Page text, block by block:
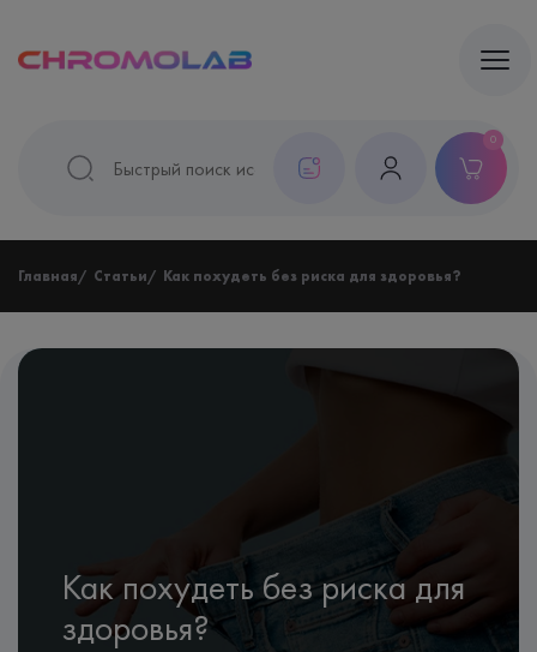
0
Главная Статьи Как похудеть без риска для здоровья?
Как похудеть без риска для
здоровья?